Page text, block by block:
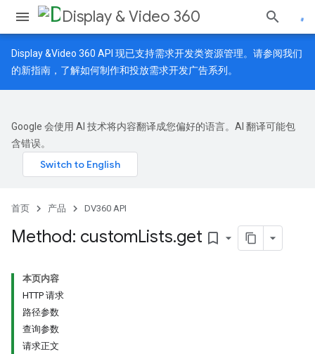
Display & Video 360
Display &Video 360 API 现已支持需求开发类资源管理。请参阅我们
的新指南 ，了解如何制作和投放需求开发广告系列。
Google 会使用 AI 技术将内容翻译成您偏好的语言。AI 翻译可能包
含错误。
首页 产品 DV360 API
Method: customLists.get bookmark_border
本页内容
HTTP 请求
路径参数
查询参数
请求正文